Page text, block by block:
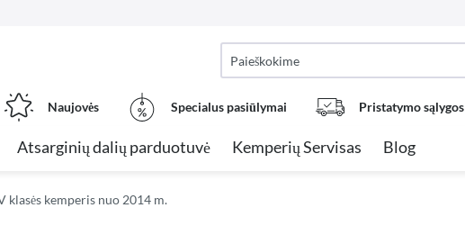
Naujovės Specialus pasiūlymai Pristatymo sąlygos
Atsarginių dalių parduotuvė Kemperių Servisas Blog
kemperis nuo 2014 m.